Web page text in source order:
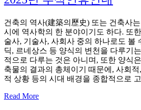
건축의 역사(建築의歷史) 또는 건축사
시에 역사학의 한 분야이기도 하다. 또
술사, 기술사, 사회사 중의 하나로도 볼
딕, 르네상스 등 양식의 변천을 다루기
적으로 다루는 것은 아니며, 또한 양식
축물의 결과의 총체이기 때문에, 사회
적 상황 등의 시대 배경을 종합적으로
Read More